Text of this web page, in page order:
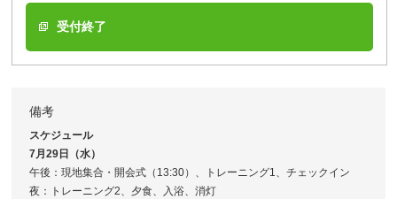
受付終了
備考
スケジュール
7月29日（水）
午後：現地集合・開会式（13:30）、トレーニング1、チェックイン
夜：トレーニング2、夕食、入浴、消灯